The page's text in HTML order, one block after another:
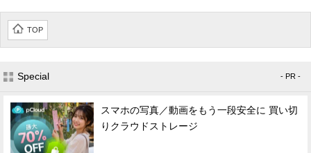
TOP
Special - PR -
スマホの写真／動画をもう一段安全に 買い切
りクラウドストレージ